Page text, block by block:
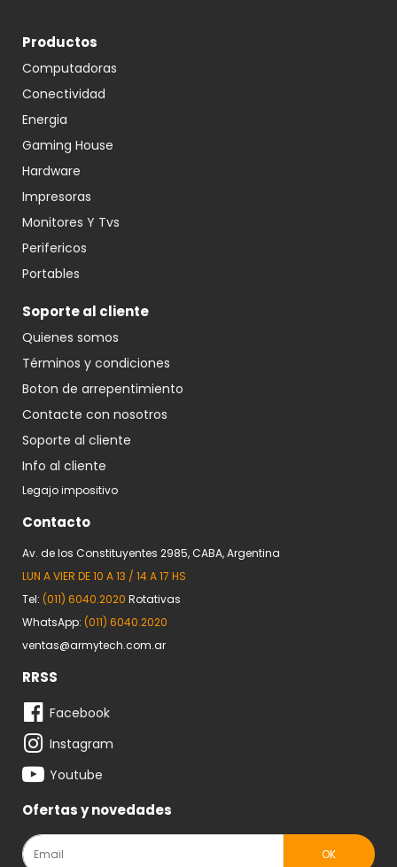
Productos
Computadoras
Conectividad
Energia
Gaming House
Hardware
Impresoras
Monitores Y Tvs
Perifericos
Portables
Soporte al cliente
Quienes somos
Términos y condiciones
Boton de arrepentimiento
Contacte con nosotros
Soporte al cliente
Info al cliente
Legajo impositivo
Contacto
Av. de los Constituyentes 2985, CABA, Argentina
LUN A VIER DE 10 A 13 / 14 A 17 HS
Tel: (011) 6040.2020 Rotativas
WhatsApp: (011) 6040.2020
ventas@armytech.com.ar
RRSS
Facebook
Instagram
Youtube
Ofertas y novedades